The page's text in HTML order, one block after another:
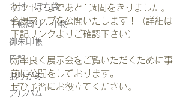
金封・ぽち袋
手帳周り・小物
御朱印帳
日記
おりがみ
アルバム
ケット」まであと1週間をきりました。
会場マップを公開いたします！（詳細は
下記リンクよりご確認下さい）
効率良く展示会をご覧いただくために事
前に公開をしております。
ぜひ予習にお役立てください。